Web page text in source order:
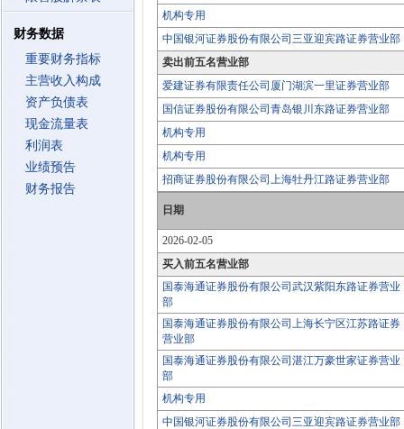
财务数据
重要财务指标
主营收入构成
资产负债表
现金流量表
利润表
业绩预告
财务报告
机构专用
中国银河证券股份有限公司三亚迎宾路证券营业部
卖出前五名营业部
爱建证券有限责任公司厦门湖滨一里证券营业部
国信证券股份有限公司青岛银川东路证券营业部
机构专用
机构专用
招商证券股份有限公司上海牡丹江路证券营业部
日期
2026-02-05
买入前五名营业部
国泰海通证券股份有限公司武汉紫阳东路证券营业
部
国泰海通证券股份有限公司上海长宁区江苏路证券
营业部
国泰海通证券股份有限公司湛江万豪世家证券营业
部
机构专用
中国银河证券股份有限公司三亚迎宾路证券营业部